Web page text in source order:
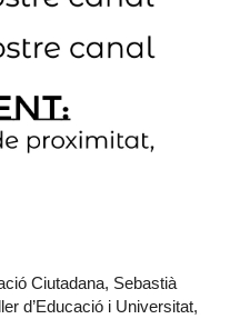
Ciutadana, Sebastià
d’Educació i Universitat,